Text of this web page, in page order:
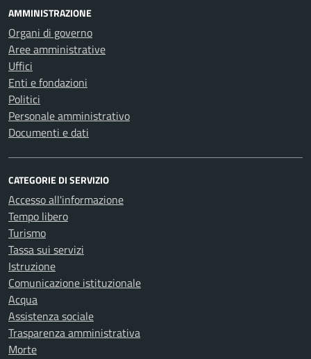
AMMINISTRAZIONE
Organi di governo
Aree amministrative
Uffici
Enti e fondazioni
Politici
Personale amministrativo
Documenti e dati
CATEGORIE DI SERVIZIO
Accesso all'informazione
Tempo libero
Turismo
Tassa sui servizi
Istruzione
Comunicazione istituzionale
Acqua
Assistenza sociale
Trasparenza amministrativa
Morte